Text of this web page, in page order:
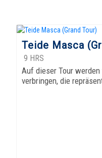
Teide Masca
9 HRS
Auf dieser Tour
verbringen, die